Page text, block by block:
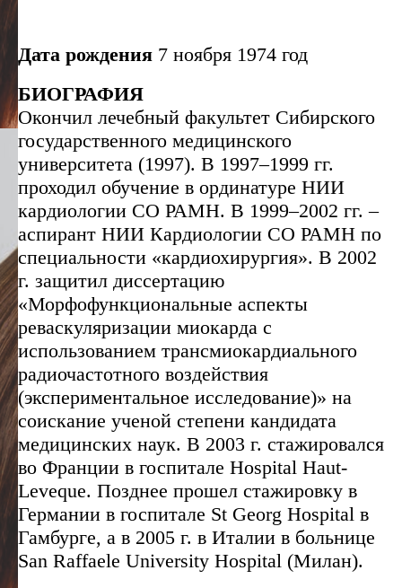
Дата рождения 7 ноября 1974 год
БИОГРАФИЯ
Окончил лечебный факультет Сибирского
государственного медицинского
университета (1997). В 1997–1999 гг.
проходил обучение в ординатуре НИИ
кардиологии СО РАМН. В 1999–2002 гг. –
аспирант НИИ Кардиологии СО РАМН по
специальности «кардиохирургия». В 2002
г. защитил диссертацию
«Морфофункциональные аспекты
реваскуляризации миокарда с
использованием трансмиокардиального
радиочастотного воздействия
(экспериментальное исследование)» на
соискание ученой степени кандидата
медицинских наук. В 2003 г. стажировался
во Франции в госпитале Hospital Haut-
Leveque. Позднее прошел стажировку в
Германии в госпитале St Georg Hospital в
Гамбурге, а в 2005 г. в Италии в больнице
San Raffaele University Hospital (Милан).